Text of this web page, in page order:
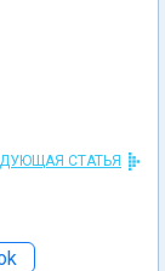
СТАТЬЯ